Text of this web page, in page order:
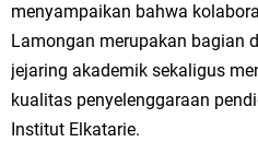
menyampaikan bahwa
Lamongan merupakan bagian
jejaring akademik sekaligus
kualitas penyelenggaraan
Institut Elkatarie.